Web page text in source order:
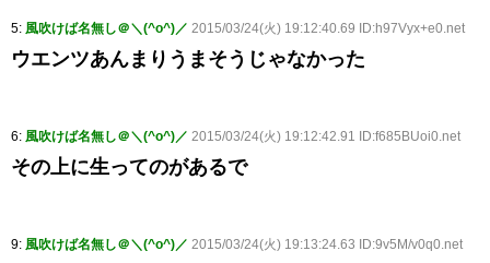
5: 風吹けば名無し＠＼(^o^)／ 2015/03/24(火) 19:12:40.69 ID:h97Vyx+e0.net
ウエンツあんまりうまそうじゃなかった
6: 風吹けば名無し＠＼(^o^)／ 2015/03/24(火) 19:12:42.91 ID:f685BUoi0.net
その上に生ってのがあるで
9: 風吹けば名無し＠＼(^o^)／ 2015/03/24(火) 19:13:24.63 ID:9v5M/v0q0.net